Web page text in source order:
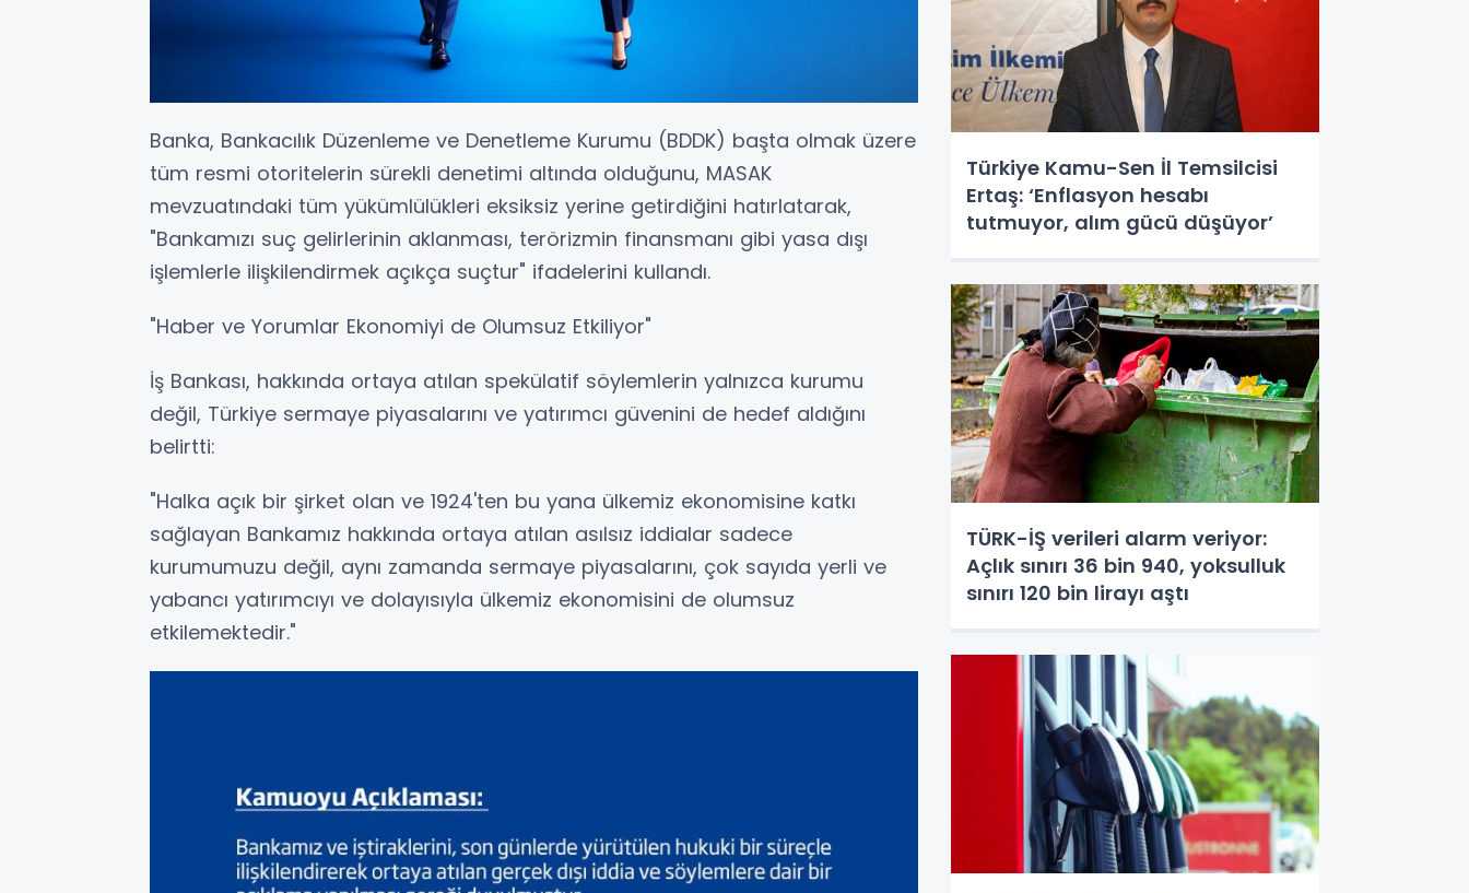
Banka, Bankacılık Düzenleme ve Denetleme Kurumu (BDDK) başta olmak üzere
tüm resmi otoritelerin sürekli denetimi altında olduğunu, MASAK
mevzuatındaki tüm yükümlülükleri eksiksiz yerine getirdiğini hatırlatarak,
"Bankamızı suç gelirlerinin aklanması, terörizmin finansmanı gibi yasa dışı
işlemlerle ilişkilendirmek açıkça suçtur" ifadelerini kullandı.
"Haber ve Yorumlar Ekonomiyi de Olumsuz Etkiliyor"
İş Bankası, hakkında ortaya atılan spekülatif söylemlerin yalnızca kurumu
değil, Türkiye sermaye piyasalarını ve yatırımcı güvenini de hedef aldığını
belirtti:
"Halka açık bir şirket olan ve 1924'ten bu yana ülkemiz ekonomisine katkı
sağlayan Bankamız hakkında ortaya atılan asılsız iddialar sadece
kurumumuzu değil, aynı zamanda sermaye piyasalarını, çok sayıda yerli ve
yabancı yatırımcıyı ve dolayısıyla ülkemiz ekonomisini de olumsuz
etkilemektedir."
Türkiye Kamu-Sen İl Temsilcisi
Ertaş: ‘Enflasyon hesabı
tutmuyor, alım gücü düşüyor’
TÜRK-İŞ verileri alarm veriyor:
Açlık sınırı 36 bin 940, yoksulluk
sınırı 120 bin lirayı aştı